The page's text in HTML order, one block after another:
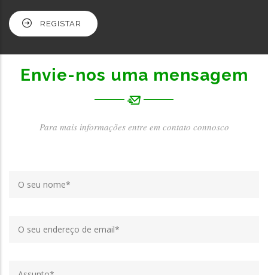
REGISTAR
Envie-nos uma mensagem
Para mais informações entre em contato connosco